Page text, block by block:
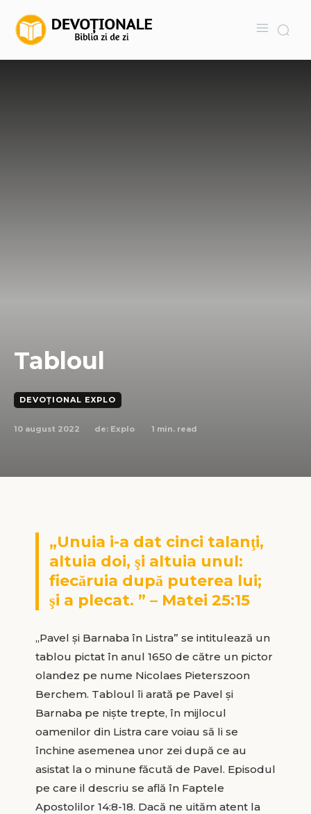
Tabloul
DEVOȚIONAL EXPLO
10 august 2022 de: Explo 1 min. read
„Unuia i-a dat cinci talanţi,
altuia doi, şi altuia unul:
fiecăruia după puterea lui;
şi a plecat. ” – Matei 25:15
„Pavel și Barnaba în Listra” se intitulează un
tablou pictat în anul 1650 de către un pictor
olandez pe nume Nicolaes Pieterszoon
Berchem. Tabloul îi arată pe Pavel și
Barnaba pe niște trepte, în mijlocul
oamenilor din Listra care voiau să li se
închine asemenea unor zei după ce au
asistat la o minune făcută de Pavel. Episodul
pe care il descriu se află în Faptele
Apostolilor 14:8-18. Dacă ne uităm atent la